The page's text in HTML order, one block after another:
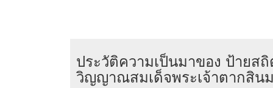
ประวัติความเป็นมาของ ป้ายส
วิญญาณสมเด็จพระเจ้าตากสิน